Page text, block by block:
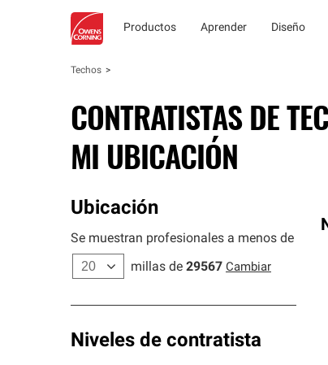
Productos Aprender Diseño
Techos
CONTRATISTAS DE
MI UBICACIÓN
Ubicación
Se muestran profesionales a menos de
millas de 29567 Cambiar
Niveles de contratista